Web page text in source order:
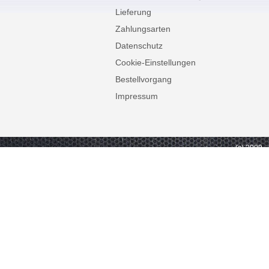
Lieferung
Zahlungsarten
Datenschutz
Cookie-Einstellungen
Bestellvorgang
Impressum
(c) 2009 -